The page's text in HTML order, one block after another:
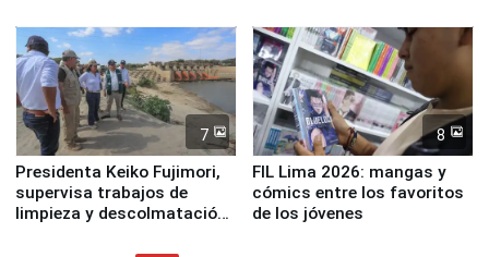
7
Presidenta Keiko Fujimori,
supervisa trabajos de
limpieza y descolmatación
8
FIL Lima 2026: mangas y
cómics entre los favoritos
de los jóvenes